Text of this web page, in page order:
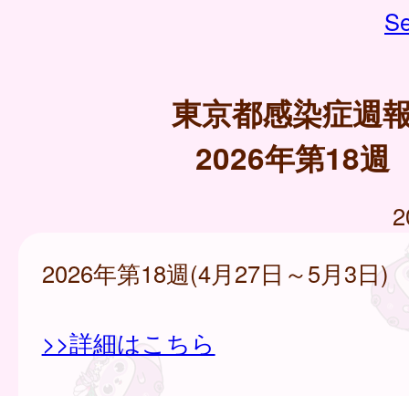
東京都感染症週
2026年第18週
2026年第18週(4月27日～5月3日)
>>詳細はこちら